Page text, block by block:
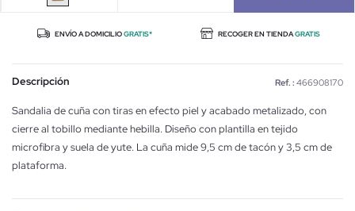
ENVÍO A DOMICILIOGRATIS* RECOGER EN TIENDAGRATIS
Descripción Ref. : 466908170
Sandalia de cuña con tiras en efecto piel y acabado metalizado, con
cierre al tobillo mediante hebilla. Diseño con plantilla en tejido
microfibra y suela de yute. La cuña mide 9,5 cm de tacón y 3,5 cm de
plataforma.